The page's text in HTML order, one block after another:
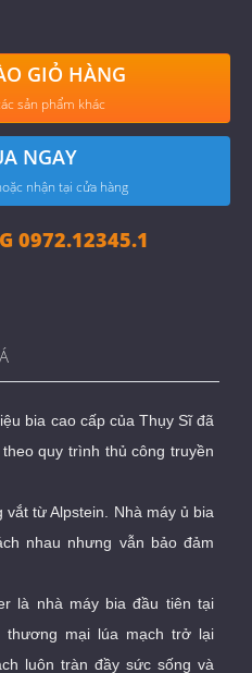
GIỎ HÀNG
sản phẩm khác
NGAY
nhận tại cửa hàng
0972.12345.1
bia cao cấp của Thụy Sĩ đã
quy trình thủ công truyền
từ Alpstein. Nhà máy ủ bia
nhau nhưng vẫn bảo đảm
là nhà máy bia đầu tiên tại
mại lúa mạch trở lại
luôn tràn đầy sức sống và